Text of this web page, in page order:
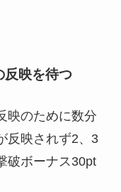
反映を待つ
映のために数分
反映されず2、3
破ボーナス30pt